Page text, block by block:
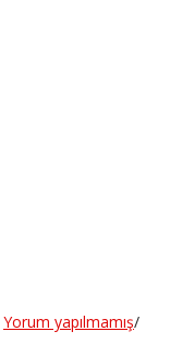
Yorum yapılmamış/